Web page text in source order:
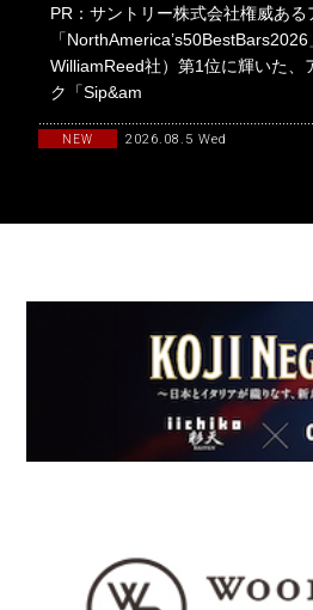
PR：サントリー株式会社権威ある
「
WilliamReed社）第1位に輝いた、
ク「Sip&am
NEW 2026.08.5 Wed